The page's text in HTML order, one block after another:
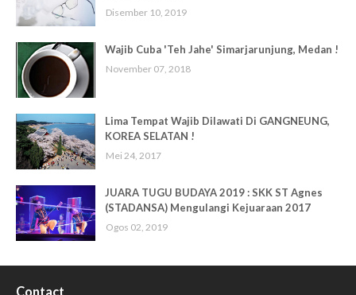
Disember 10, 2019
Wajib Cuba 'Teh Jahe' Simarjarunjung, Medan !
November 07, 2018
Lima Tempat Wajib Dilawati Di GANGNEUNG,
KOREA SELATAN !
Mei 24, 2017
JUARA TUGU BUDAYA 2019 : SKK ST Agnes
(STADANSA) Mengulangi Kejuaraan 2017
Ogos 02, 2019
Contact